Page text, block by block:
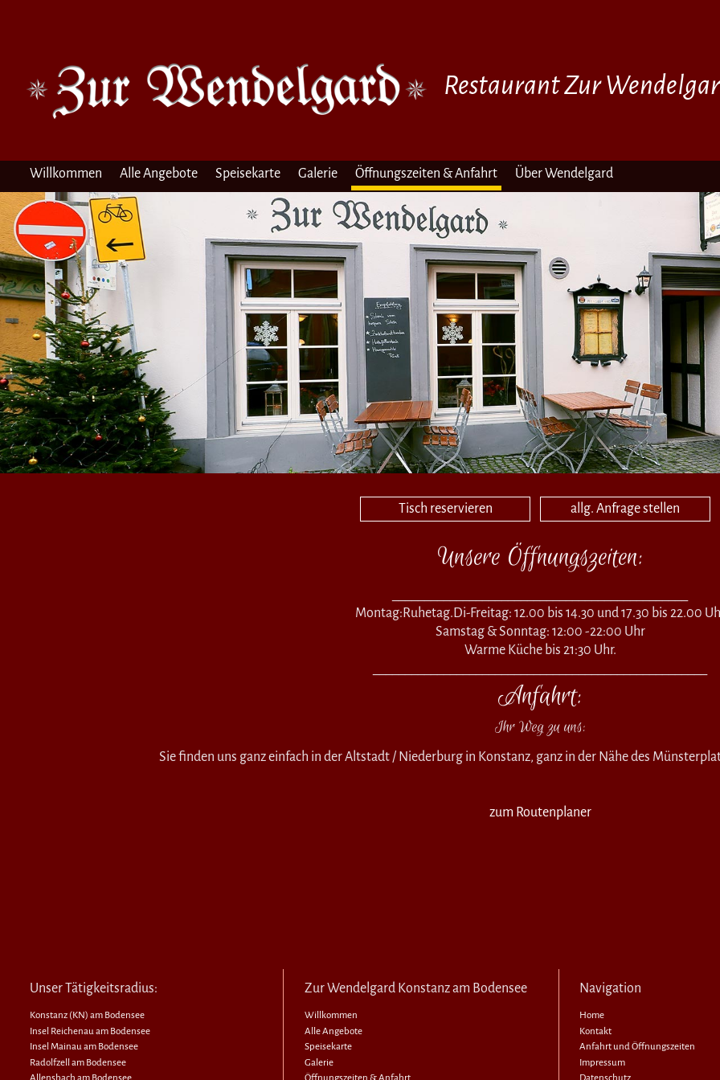
Restaurant Zur
Willkommen Alle Angebote Speisekarte Galerie Öffnungszeiten & Anfahrt Über Wendelgard
Tisch reservieren allg. Anfrage stellen
Unsere Öffnungszeiten:
Montag:Ruhetag.Di-Freitag: 12.00 bis 14.30 und 17.30 bis 22.00
Samstag & Sonntag: 12:00 -22:00 Uhr
Warme Küche bis 21:30 Uhr.
Anfahrt:
Ihr Weg zu uns:
Sie finden uns ganz einfach in der Altstadt / Niederburg in Konstanz, ganz in der Nähe des
zum Routenplaner
Unser Tätigkeitsradius:
Konstanz (KN) am Bodensee
Insel Reichenau am Bodensee
Insel Mainau am Bodensee
Radolfzell am Bodensee
Zur Wendelgard Konstanz am Bodensee
Willkommen
Alle Angebote
Speisekarte
Galerie
Navigation
Home
Kontakt
Anfahrt und Öffnungszeiten
Impressum